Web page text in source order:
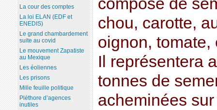
composé de
chou, carotte,
oignon, tomate,
Il représentera
tonnes de
acheminées
La cour des comptes
La loi ELAN (EDF et
ENEDIS)
Le grand chambardement
suite au covid
Le mouvement Zapatiste
au Mexique
Les éoliennes
Les prisons
Mille feuille politique
Pléthore d’agences
inutiles